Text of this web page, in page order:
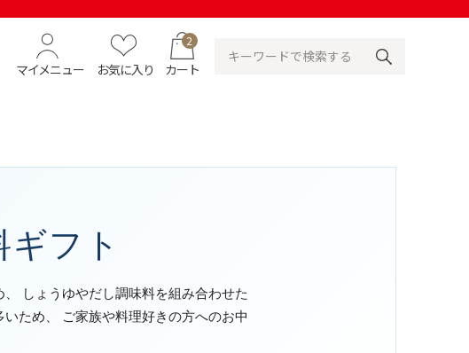
マイメニュー お気に入り
2
カート
フト
しょうゆやだし調味料を組み合わせた
ため、 ご家族や料理好きの方へのお中